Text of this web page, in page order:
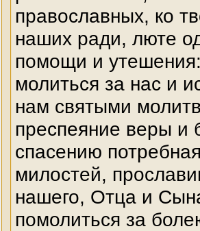
православных, ко
наших ради, люте
помощи и
молиться за нас и
нам святыми
преспеяние веры и
спасению
милостей,
нашего, Отца и
помолиться за